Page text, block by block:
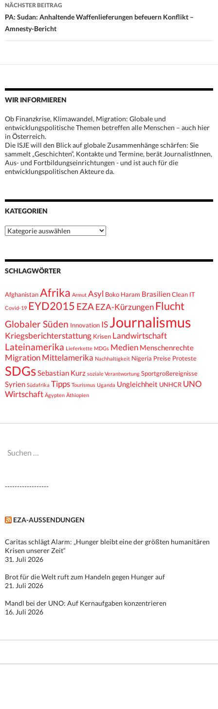
NÄCHSTER BEITRAG
PA: Sudan: Anhaltende Waffenlieferungen befeuern Konflikt –
Amnesty-Bericht
WIR INFORMIEREN
Ob Finanzkrise, Klimawandel, Migration: Globale und
entwicklungspolitische Themen betreffen alle Menschen – auch hier
in Österreich.
Die ISJE will den Blick auf globale Zusammenhänge schärfen: Sie
sammelt „Geschichten“, Kontakte und Termine, berät JournalistInnen,
Aus- und Fortbildungseinrichtungen - und ist auch für die
entwicklungspolitischen Akteure da.
KATEGORIEN
Kategorien
SCHLAGWÖRTER
AfghanistanAfrika Armut Asyl Boko Haram BrasilienClean IT
Covid-19 EYD2015 EZA EZA-Kürzungen Flucht
Globaler Süden Innovation IS Journalismus
Kriegsberichterstattung Krisen Landwirtschaft
Lateinamerika Lieferkette MDGs Medien Menschenrechte
Migration Mittelamerika Nachhaltigkeit Nigeria Preise Proteste
SDGsSebastian Kurz soziale Verantwortung Sportgroßereignisse
Syrien Südafrika Tipps Tourismus Uganda Ungleichheit UNHCR UNO
Wirtschaft Ägypten Äthiopien
Suchen
------------------
EZA-AUSSENDUNGEN
Caritas schlägt Alarm: „Hunger bleibt eine der größten humanitären
Krisen unserer Zeit“
31. Juli 2026
Brot für die Welt ruft zum Handeln gegen Hunger auf
21. Juli 2026
Mandl bei der UNO: Auf Kernaufgaben konzentrieren
16. Juli 2026